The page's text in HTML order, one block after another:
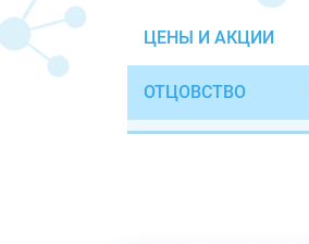
ЦЕНЫ И АКЦИИ
ОТЦОВСТВО